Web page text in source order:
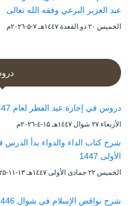
عبد العزيز البرعي وفقه الله تعالى
الخميس ۲۰ ذو القعدة ۱٤٤۷هـ ۷-۵-۲۰۲٦م
دروس في إجازة عيد الفطر لعام 1447
الأربعاء ۲۷ شوال ۱٤٤۷هـ ۱۵-٤-۲۰۲٦م
الأولى 1447
الخميس ۲۲ جمادى الأولى ۱٤٤۷هـ ۱۳-۱۱-۲۰۲۵م